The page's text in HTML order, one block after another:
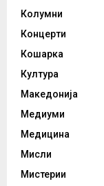
Колумни
Концерти
Кошарка
Култура
Македонија
Медиуми
Медицина
Мисли
Мистерии